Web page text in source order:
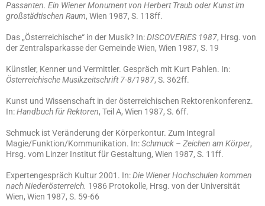
Passanten. Ein Wiener Monument von Herbert Traub oder Kunst im
großstädtischen Raum, Wien 1987, S. 118ff.
Das „Österreichische“ in der Musik? In:DISCOVERIES 1987, Hrsg. von
der Zentralsparkasse der Gemeinde Wien, Wien 1987, S. 19
Künstler, Kenner und Vermittler. Gespräch mit Kurt Pahlen. In:
Österreichische Musikzeitschrift 7-8/1987, S. 362ff.
Kunst und Wissenschaft in der österreichischen Rektorenkonferenz.
In:Handbuch für Rektoren, Teil A, Wien 1987, S. 6ff.
Schmuck ist Veränderung der Körperkontur. Zum Integral
Magie/Funktion/Kommunikation. In:Schmuck – Zeichen am Körper,
Hrsg. vom Linzer Institut für Gestaltung, Wien 1987, S. 11ff.
Expertengespräch Kultur 2001. In:Die Wiener Hochschulen kommen
nach Niederösterreich. 1986 Protokolle, Hrsg. von der Universität
Wien, Wien 1987, S. 59-66